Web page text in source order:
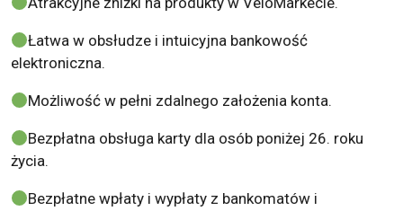
Łatwa w obsłudze i intuicyjna bankowość
elektroniczna.
Możliwość w pełni zdalnego założenia konta.
Bezpłatna obsługa karty dla osób poniżej 26. roku
życia.
Bezpłatne wpłaty i wypłaty z bankomatów i